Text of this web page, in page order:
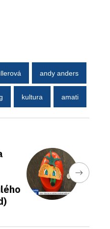
andy anders
kultura amati